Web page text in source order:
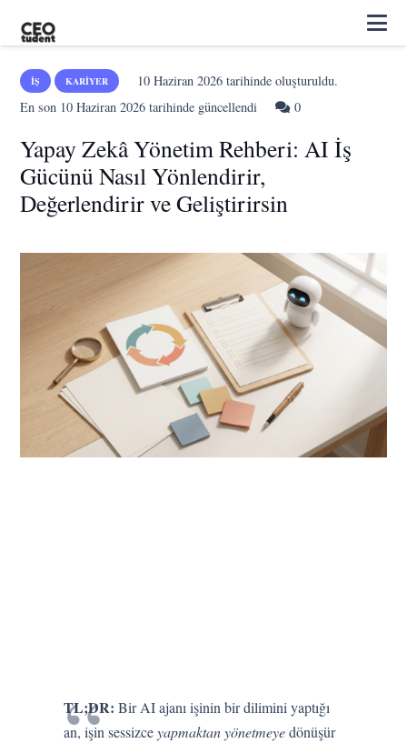
İŞ KARIYER 10 Haziran 2026tarihinde oluşturuldu.
En son 10 Haziran 2026 tarihinde güncellendi 0
Yapay Zekâ Yönetim Rehberi: AI İş
Gücünü Nasıl Yönlendirir,
Değerlendirir ve Geliştirirsin
TL;DR: Bir AI ajanı işinin bir dilimini yaptığı
an, işin sessizceyapmaktan yönetmeyedönüşür